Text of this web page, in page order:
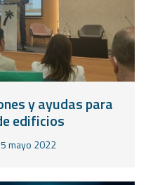
y ayudas para
edificios
5 mayo 2022